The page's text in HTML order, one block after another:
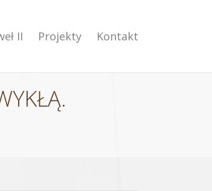
II Projekty Kontakt